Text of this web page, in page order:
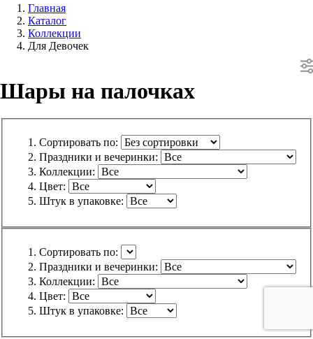
Главная
Каталог
Коллекции
Для Девочек
Шары на палочках
Сортировать по:
Праздники и вечеринки:
Коллекции:
Цвет:
Штук в упаковке:
Сортировать по:
Праздники и вечеринки:
Коллекции:
Цвет:
Штук в упаковке: